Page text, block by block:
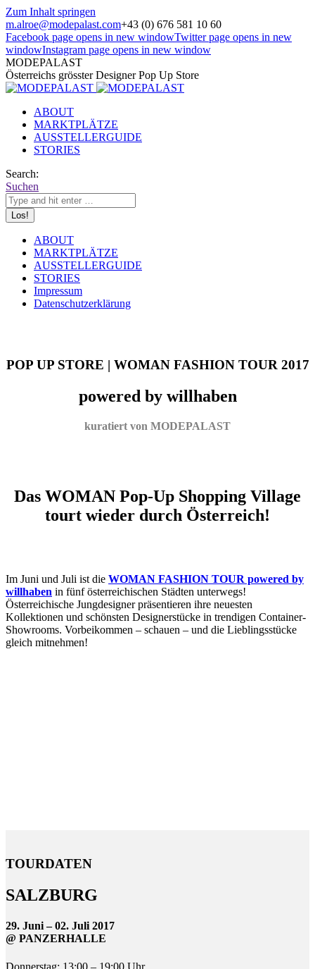
Zum Inhalt springen
m.alroe@modepalast.com+43 (0) 676 581 10 60
Facebook page opens in new windowTwitter page opens in new
windowInstagram page opens in new window
MODEPALAST
Österreichs grösster Designer Pop Up Store
ABOUT
MARKTPLÄTZE
AUSSTELLERGUIDE
STORIES
Search:
Suchen
ABOUT
MARKTPLÄTZE
AUSSTELLERGUIDE
STORIES
Impressum
Datenschutzerklärung
POP UP STORE | WOMAN FASHION TOUR 2017
powered by willhaben
kuratiert von MODEPALAST
Das WOMAN Pop-Up Shopping Village
tourt wieder durch Österreich!
Im Juni und Juli ist die WOMAN FASHION TOUR powered by
willhaben in fünf österreichischen Städten unterwegs!
Österreichische Jungdesigner präsentieren ihre neuesten
Kollektionen und schönsten Designerstücke in trendigen Container-
Showrooms. Vorbeikommen – schauen – und die Lieblingsstücke
gleich mitnehmen!
TOURDATEN
SALZBURG
29. Juni – 02. Juli 2017
@ PANZERHALLE
Donnerstag: 13:00 – 19:00 Uhr